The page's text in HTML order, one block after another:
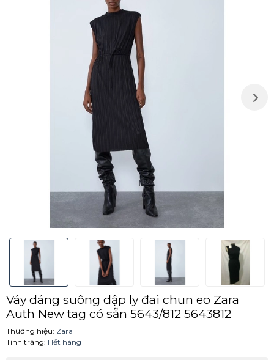
Váy dáng suông dập ly đai chun eo Zara
Auth New tag có sẵn 5643/812 5643812
Thương hiệu: Zara
Tình trạng: Hết hàng